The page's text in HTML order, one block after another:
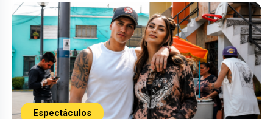
Espectáculos